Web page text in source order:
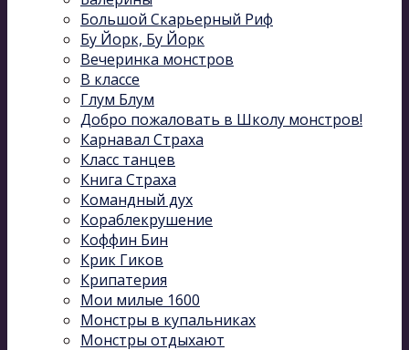
Большой Скарьерный Риф
Бу Йорк, Бу Йорк
Вечеринка монстров
В классе
Глум Блум
Добро пожаловать в Школу монстров!
Карнавал Cтраха
Класс танцев
Книга Страха
Командный дух
Кораблекрушение
Коффин Бин
Крик Гиков
Крипатерия
Мои милые 1600
Монстры в купальниках
Монстры отдыхают